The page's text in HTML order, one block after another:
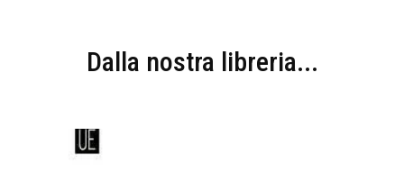
Dalla nostra libreria...